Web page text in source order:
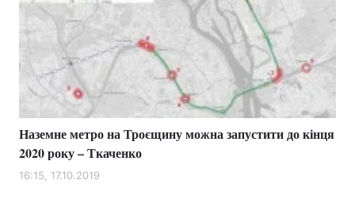
Наземне метро на Троєщину можна запустити до кінця
2020 року – Ткаченко
16:15, 17.10.2019